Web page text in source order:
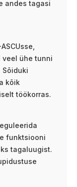
andes tagasi
veel ühe tunni
kõik
töökorras.
funktsiooni
tagaluugist.